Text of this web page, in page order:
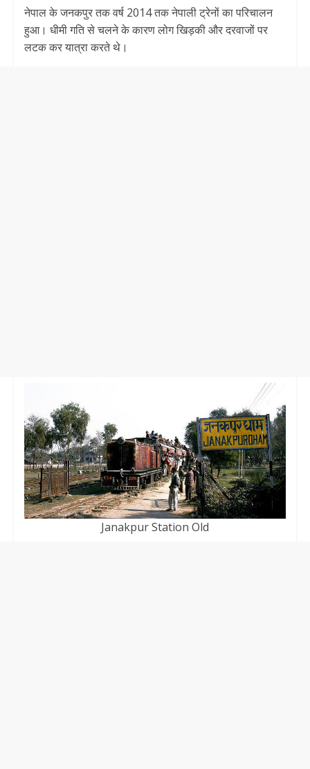
नेपाल के जनकपुर तक वर्ष 2014 तक नेपाली ट्रेनों का परिचालन
हुआ। धीमी गति से चलने के कारण लोग खिड़की और दरवाजों पर
लटक कर यात्रा करते थे।
Janakpur Station Old